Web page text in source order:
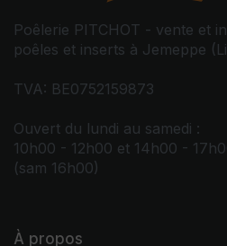
Poêlerie PITCHOT - vente et
poêles et inserts à Jemeppe
TVA: BE0752159873
Ouvert du lundi au samedi :
10h00 - 12h00 et 14h00 -
(sam 16h00)
À propos